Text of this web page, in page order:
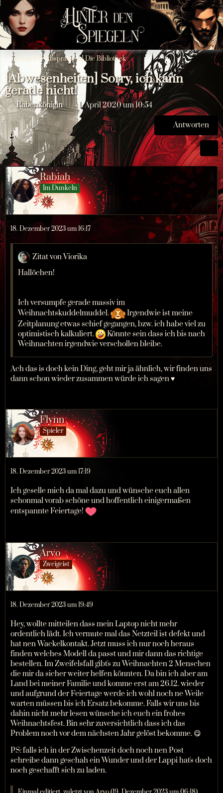
[Fragen & Absprachen] Die Bibliothek
[Abwesenheiten] Sorry, ich kann
gerade nicht!
Rabenkönigin 1. April 2020 um 10:54
Antworten
Rabiah
Im Dunkeln
18. Dezember 2023 um 16:17
Zitat von Viorika
Hallöchen!
Ich versumpfe gerade massiv im
Weihnachtskuddelmuddel.
Irgendwie ist meine
Zeitplanung etwas schief gegangen, bzw. ich habe viel zu
optimistisch kalkuliert.
Könnte sein dass ich bis nach
Weihnachten irgendwie verschollen bleibe.
Ach das is doch kein Ding, geht mir ja ähnlich, wir finden uns
dann schon wieder zusammen würde ich sagen ♥
Flynn
Spieler
18. Dezember 2023 um 17:19
Ich geselle mich da mal dazu und wünsche euch allen
schonmal vorab schöne und hoffentlich einigermaßen
entspannte Feiertage!
Arvo
Zweigeist
18. Dezember 2023 um 19:49
Hey, wollte mitteilen dass mein Laptop nicht mehr
ordentlich lädt. Ich vermute mal das Netzteil ist defekt und
hat nen Wackelkontakt. Jetzt muss ich nur noch heraus
finden welches Modell da passt und mir dann das richtige
bestellen. Im Zweifelsfall gibt's zu Weihnachten 2 Menschen
die mir da sicher weiter helfen könnten. Da bin ich aber am
Land bei meiner Familie und komme erst am 26.12. wieder
und aufgrund der Feiertage werde ich wohl noch ne Weile
warten müssen bis ich Ersatz bekomme. Falls wir uns bis
dahin nicht mehr lesen wünsche ich euch ein frohes
Weihnachtsfest. Bin sehr zuversichtlich dass ich das
Problem noch vor dem nächsten Jahr gelöst bekomme. 😋
PS: falls ich in der Zwischenzeit doch noch nen Post
schreibe dann geschah ein Wunder und der Lappi hat's doch
noch geschafft sich zu laden.